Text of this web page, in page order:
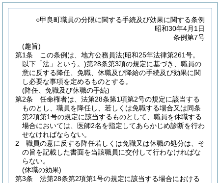
○甲良町職員の分限に関する手続及び効果に関する条例
昭和30年4月1日
条例第7号
(趣旨)
第1条
この条例は、地方公務員法(昭和25年法律第261号。
以下「法」という。)第28条第3項の規定に基づき、職員の
意に反する降任、免職、休職及び降給の手続及び効果に関
し必要な事項を定めるものとする。
(降任、免職及び休職の手続)
第2条
任命権者は、法第28条第1項第2号の規定に該当する
ものとし、職員を降任し、若しくは免職する場合又は同条
第2項第1号の規定に該当するものとして、職員を休職する
場合においては、医師2名を指定してあらかじめ診断を行わ
せなければならない。
2
職員の意に反する降任若しくは免職又は休職の処分は、そ
の旨を記載した書面を当該職員に交付して行わなければな
らない。
(休職の効果)
第3条
法第28条第2項第1号の規定に該当する場合における